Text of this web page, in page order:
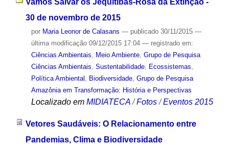
Vamos Salvar os Jequitibás-Rosa da Extinção -
30 de novembro de 2015
por Maria Leonor de Calasans — publicado30/11/2015 —
última modificação09/12/2015 17:04 — registrado em:
Ciências Ambientais, Meio Ambiente, Grupo de Pesquisa
Ciências Ambientais, Sustentabilidade, Ecossistemas,
Política Ambiental , Biodiversidade, Grupo de Pesquisa
Amazônia em Transformação: História e Perspectivas
Localizado em MIDIATECA /Fotos /Eventos 2015
Vetores Saudáveis: O Relacionamento entre
Pandemias, Clima e Biodiversidade